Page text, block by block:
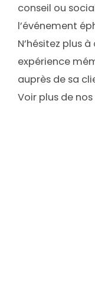
conseil ou
l’événement
N’hésitez plus
expérience
auprès de sa
Voir plus de